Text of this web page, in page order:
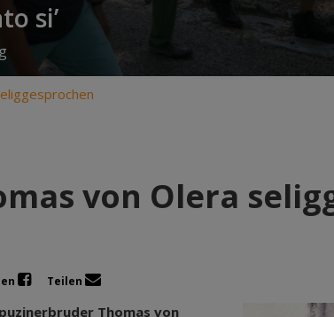
si’
von Olera
Teilen
Thomas von